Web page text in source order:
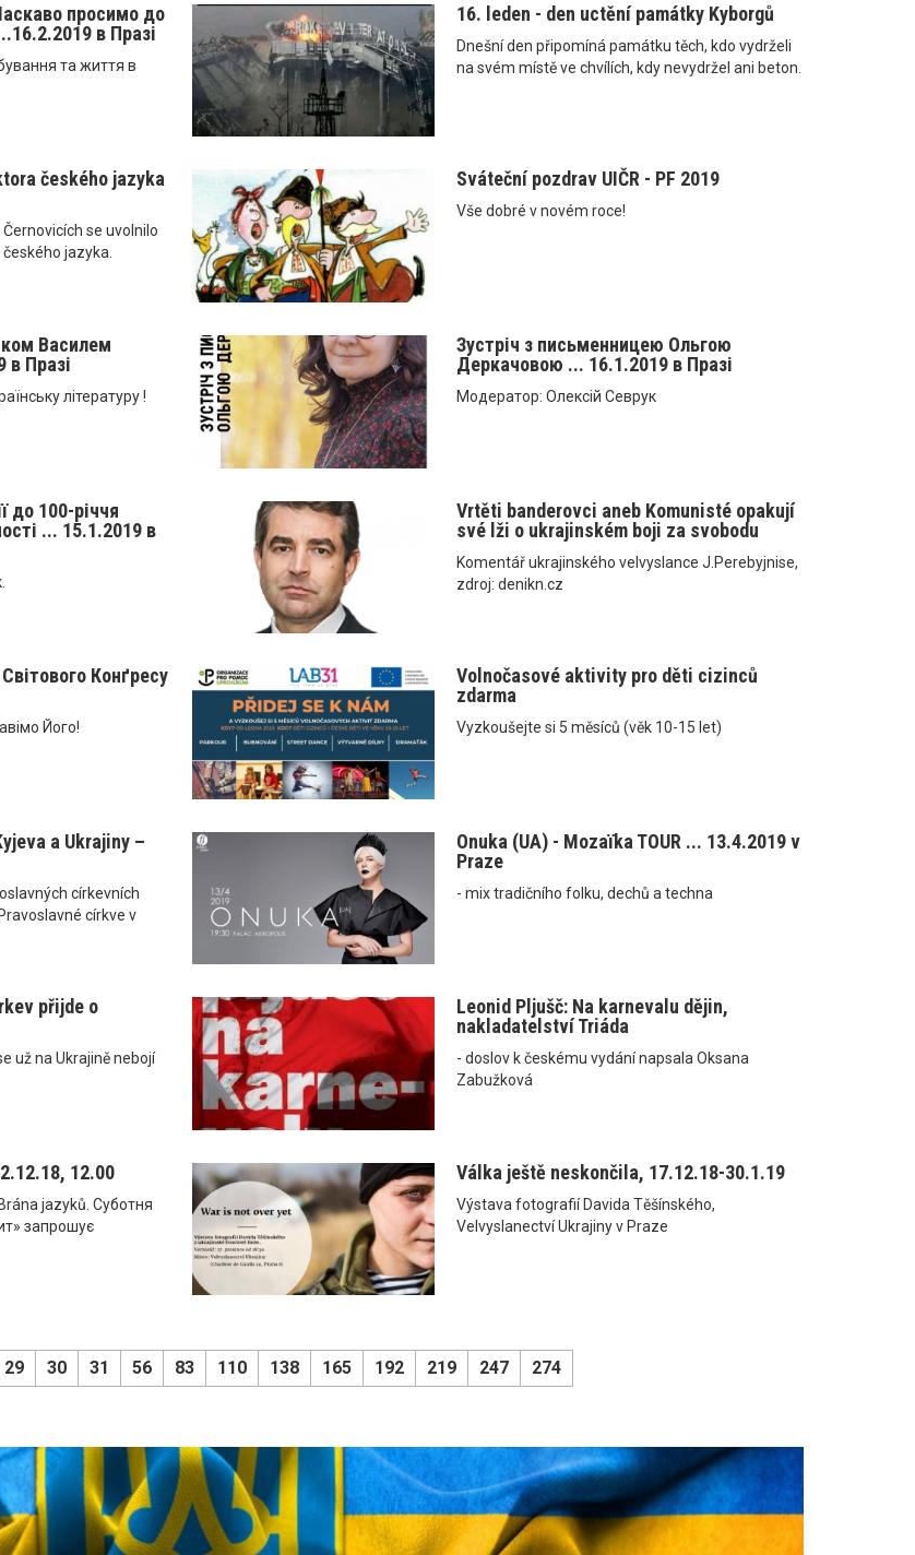
просимо до
в Празі
та життя в
16. leden - den uctění památky Kyborgů
Dnešní den připomíná památku těch, kdo vydrželi
na svém místě ve chvílích, kdy nevydržel ani beton.
českého jazyka
se uvolnilo
jazyka.
Sváteční pozdrav UIČR - PF 2019
Vše dobré v novém roce!
Василем
Празі
літературу !
Зустріч з письменницею Ольгою
Деркачовою ... 16.1.2019 в Празі
Модератор: Олексій Севрук
до 100-річчя
... 15.1.2019 в
Vrtěti banderovci aneb Komunisté opakují
své lži o ukrajinském boji za svobodu
Komentář ukrajinského velvyslance J.Perebyjnise,
zdroj: denikn.cz
Конґресу
Його!
Volnočasové aktivity pro děti cizinců
zdarma
Vyzkoušejte si 5 měsíců (věk 10-15 let)
a Ukrajiny –
církevních
církve v
Onuka (UA) - Mozaїka TOUR ... 13.4.2019 v
Praze
- mix tradičního folku, dechů a techna
přijde o
už na Ukrajině nebojí
Leonid Pljušč: Na karnevalu dějin,
nakladatelství Triáda
- doslov k českému vydání napsala Oksana
Zabužková
12.00
jazyků. Суботня
запрошує
Válka ještě neskončila, 17.12.18-30.1.19
Výstava fotografií Davida Těšínského,
Velvyslanectví Ukrajiny v Praze
29 30 31 56 83 110 138 165 192 219 247 274